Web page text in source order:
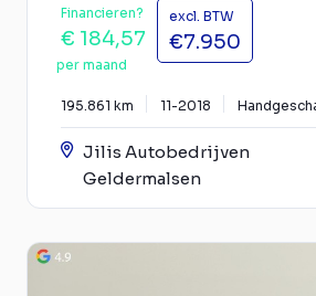
Financieren?
€ 184,57
per maand
excl. BTW
€7.950
195.861 km 11-2018
Jilis Autobedrijven
Geldermalsen